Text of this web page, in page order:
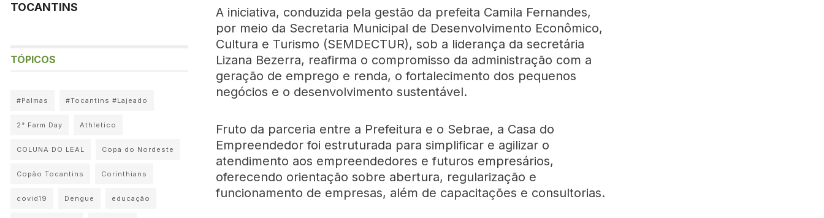
A iniciativa, conduzida pela gestão da prefeita Camila Fernandes,
por meio da Secretaria Municipal de Desenvolvimento Econômico,
Cultura e Turismo (SEMDECTUR), sob a liderança da secretária
Lizana Bezerra, reafirma o compromisso da administração com a
geração de emprego e renda, o fortalecimento dos pequenos
negócios e o desenvolvimento sustentável.
Fruto da parceria entre a Prefeitura e o Sebrae, a Casa do
Empreendedor foi estruturada para simplificar e agilizar o
atendimento aos empreendedores e futuros empresários,
oferecendo orientação sobre abertura, regularização e
funcionamento de empresas, além de capacitações e consultorias.
TOCANTINS
TÓPICOS
#Palmas #Tocantins #Lajeado
2° Farm Day Athletico
COLUNA DO LEAL Copa do Nordeste
Copão Tocantins Corinthians
covid19 Dengue educação